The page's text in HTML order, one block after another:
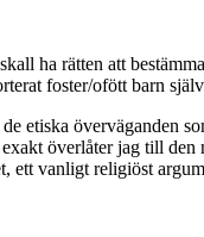
ha rätten att
foster/ofött barn
etiska överväganden
överlåter jag till
vanligt religiöst